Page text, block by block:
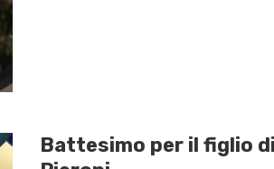
Battesimo per il figlio